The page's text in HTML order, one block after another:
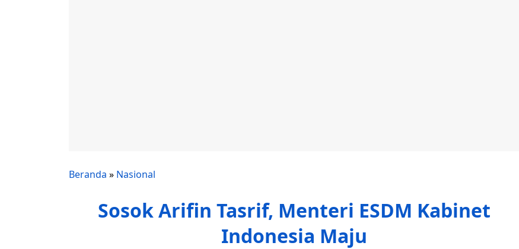
Beranda » Nasional
Sosok Arifin Tasrif, Menteri ESDM Kabinet
Indonesia Maju